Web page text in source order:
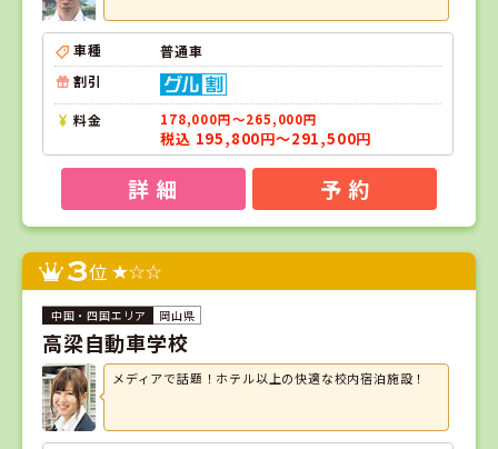
車種
普通車
割引
料金 178,000円～265,000円
税込 195,800円～291,500円
詳 細 予 約
3位
岡山県
高梁自動車学校
メディアで話題！ホテル以上の快適な校内宿泊施設！